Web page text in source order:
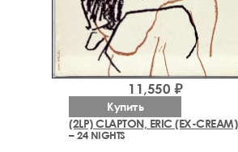
(2LP) CLAPTON, ERIC (EX-CREAM)
– 24 NIGHTS
11,550 ₽
Купить